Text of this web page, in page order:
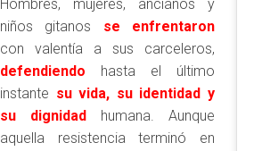
Hombres, mujeres, ancianos y
niños gitanos se enfrentaron
con valentía a sus carceleros,
defendiendo hasta el último
instante su vida, su identidad y
su dignidad humana. Aunque
aquella resistencia terminó en